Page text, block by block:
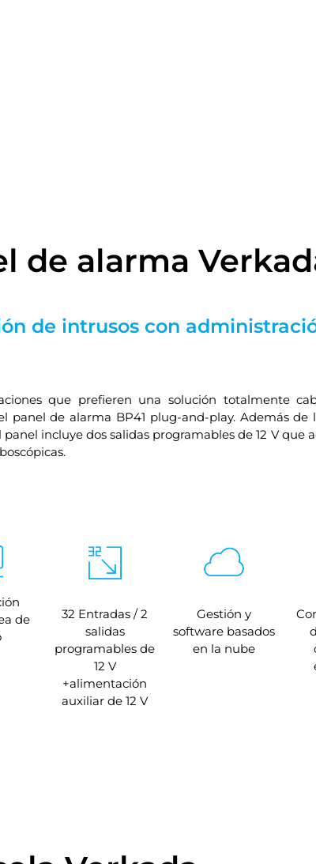
de alarma
de intrusos con
que prefieren una solución totalmente
panel de alarma BP41 plug-and-play. Además de
panel incluye dos salidas programables de 12 V que
de
32 Entradas / 2
salidas
programables de
12 V
+alimentación
auxiliar de 12 V
Gestión y
software basados
en la nube